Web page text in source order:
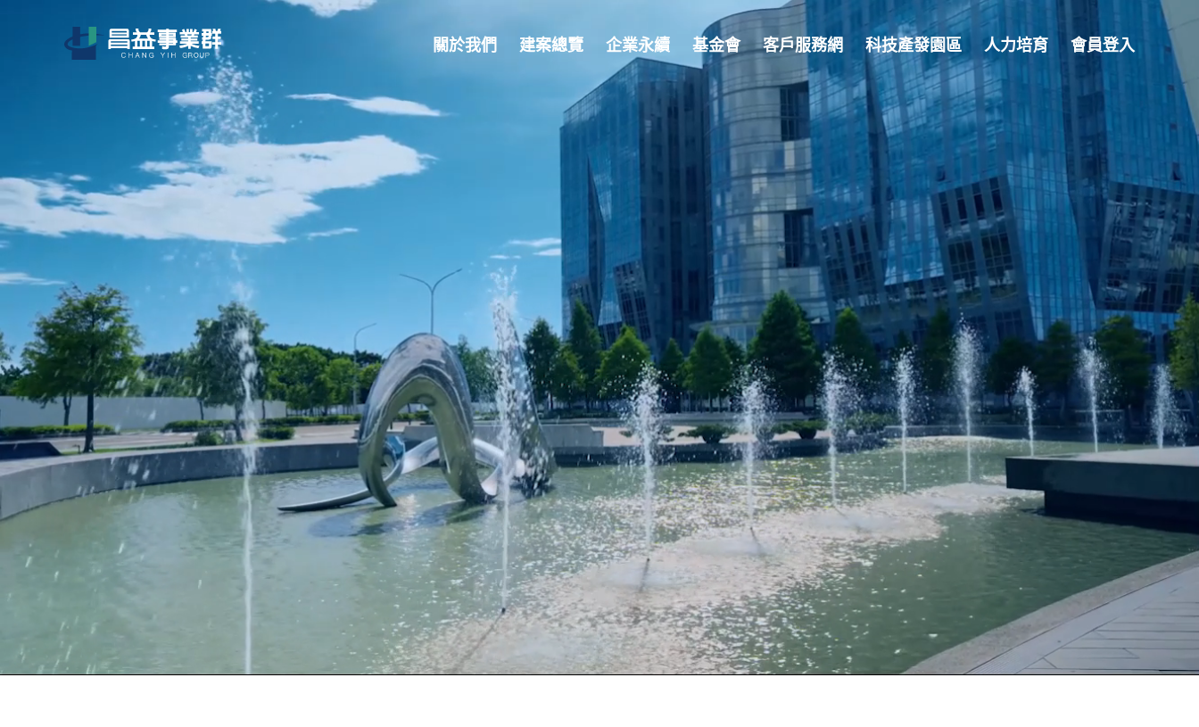
關於我們 建案總覽 企業永續 基金會 客戶服務網 科技產發園區 人力培育 會員登入